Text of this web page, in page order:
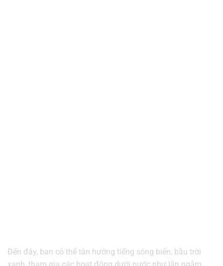
Đến đây, ban có thể tân hưởng tiếng sóng biển, bầu trời
xanh, tham gia các hoạt động dưới nước như lặn ngắm